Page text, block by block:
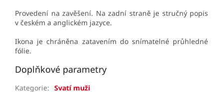
Provedení na zavěšení. Na zadní straně je stručný popis
v českém a anglickém jazyce.
Ikona je chráněna zatavením do snímatelné průhledné
fólie.
Doplňkové parametry
Kategorie: Svatí muži